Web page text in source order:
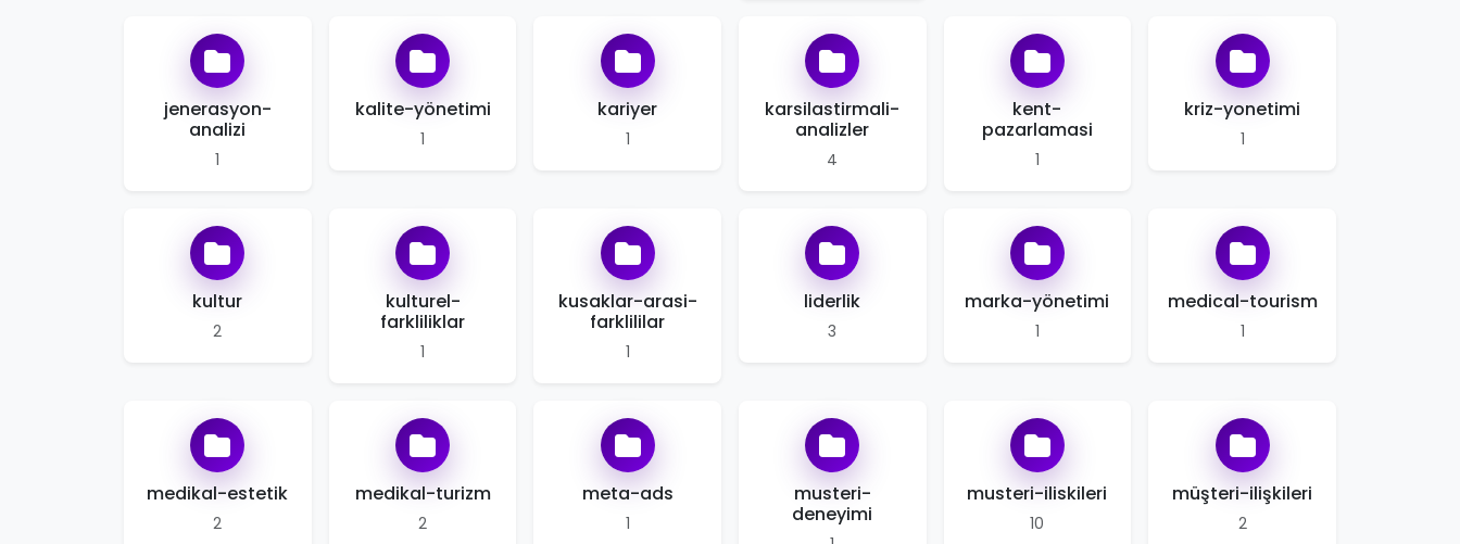
jenerasyon-
analizi
1
kalite-yönetimi
1
kariyer
1
karsilastirmali-
analizler
4
kent-
pazarlamasi
1
kriz-yonetimi
1
kultur
2
kulturel-
farkliliklar
1
kusaklar-arasi-
farklililar
1
liderlik
3
marka-yönetimi
1
medical-tourism
1
medikal-estetik
2
medikal-turizm
2
meta-ads
1
musteri-
deneyimi
musteri-iliskileri
10
müşteri-ilişkileri
2